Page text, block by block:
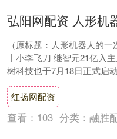
（原标题：人形机器人的
丨小李飞刀 继智元21亿入
树科技也于7月18日正式启
有望年内登陆A股。 大厂接
红扬网配资
查看： 103 分类： 融胜